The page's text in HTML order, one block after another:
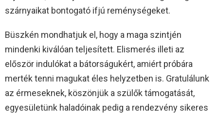
szárnyaikat bontogató ifjú reménységeket.
Büszkén mondhatjuk el, hogy a maga szintjén
mindenki kiválóan teljesített. Elismerés illeti az
először indulókat a bátorságukért, amiért próbára
merték tenni magukat éles helyzetben is. Gratulálunk
az érmeseknek, köszönjük a szülők támogatását,
egyesületünk haladóinak pedig a rendezvény sikeres